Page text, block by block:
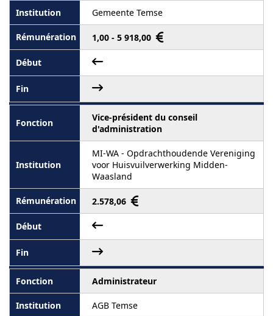
Gemeente Temse
1,00 - 5 918,00
Vice-président du conseil
d'administration
MI-WA - Opdrachthoudende Vereniging
voor Huisvuilverwerking Midden-
Waasland
2.578,06
Administrateur
AGB Temse